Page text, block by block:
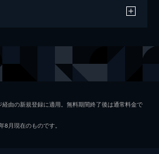
Ｊ・Ｋ・シモンズ
由の新規登録に適用。無料期間終了後は通常料金で
月現在のものです。